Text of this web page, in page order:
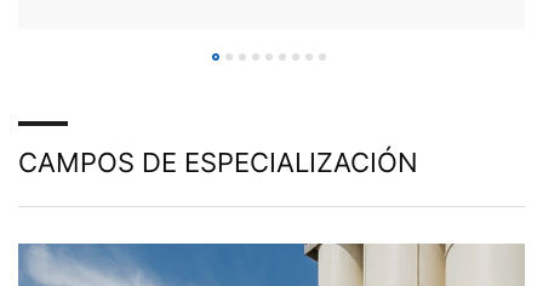
CAMPOS DE ESPECIALIZACIÓN